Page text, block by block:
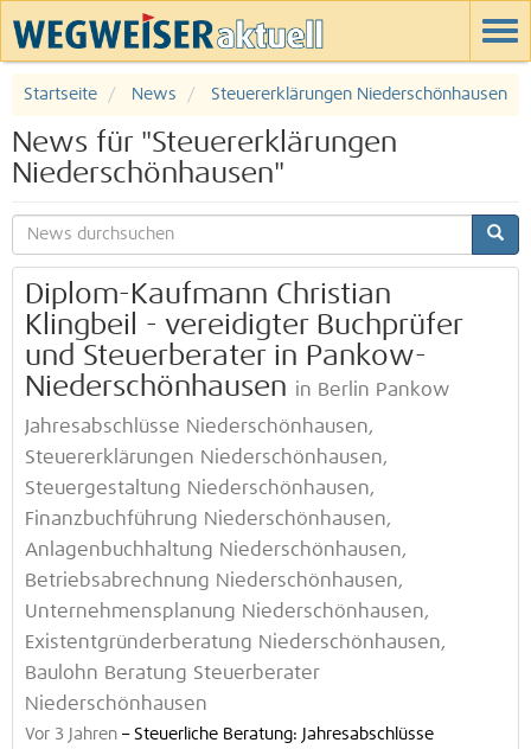
Startseite News Steuererklärungen Niederschönhausen
News für "Steuererklärungen
Niederschönhausen"
Diplom-Kaufmann Christian
Klingbeil - vereidigter Buchprüfer
und Steuerberater in Pankow-
Niederschönhausen in Berlin Pankow
Jahresabschlüsse Niederschönhausen,
Steuererklärungen Niederschönhausen,
Steuergestaltung Niederschönhausen,
Finanzbuchführung Niederschönhausen,
Anlagenbuchhaltung Niederschönhausen,
Betriebsabrechnung Niederschönhausen,
Unternehmensplanung Niederschönhausen,
Existentgründerberatung Niederschönhausen,
Baulohn Beratung Steuerberater
Niederschönhausen
Vor 3 Jahren – Steuerliche Beratung: Jahresabschlüsse